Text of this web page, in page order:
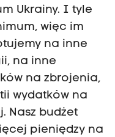
Ukrainy. I tyle
więc im
na inne
na inne
na zbrojenia,
wydatków na
Nasz budżet
pieniędzy na